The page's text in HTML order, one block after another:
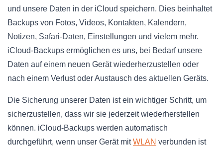
und unsere Daten in der iCloud speichern. Dies beinhaltet
Backups von Fotos, Videos, Kontakten, Kalendern,
Notizen, Safari-Daten, Einstellungen und vielem mehr.
iCloud-Backups ermöglichen es uns, bei Bedarf unsere
Daten auf einem neuen Gerät wiederherzustellen oder
nach einem Verlust oder Austausch des aktuellen Geräts.
Die Sicherung unserer Daten ist ein wichtiger Schritt, um
sicherzustellen, dass wir sie jederzeit wiederherstellen
können. iCloud-Backups werden automatisch
durchgeführt, wenn unser Gerät mitWLAN verbunden ist